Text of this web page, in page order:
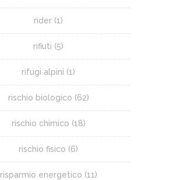
rider (1)
rifiuti (5)
rifugi alpini (1)
rischio biologico (62)
rischio chimico (18)
rischio fisico (6)
risparmio energetico (11)